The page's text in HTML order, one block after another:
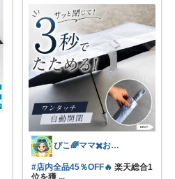
ぴこ🌈ママ✖️お洒落✖️お得
#店内全品45％OFF🔥 楽天総合1